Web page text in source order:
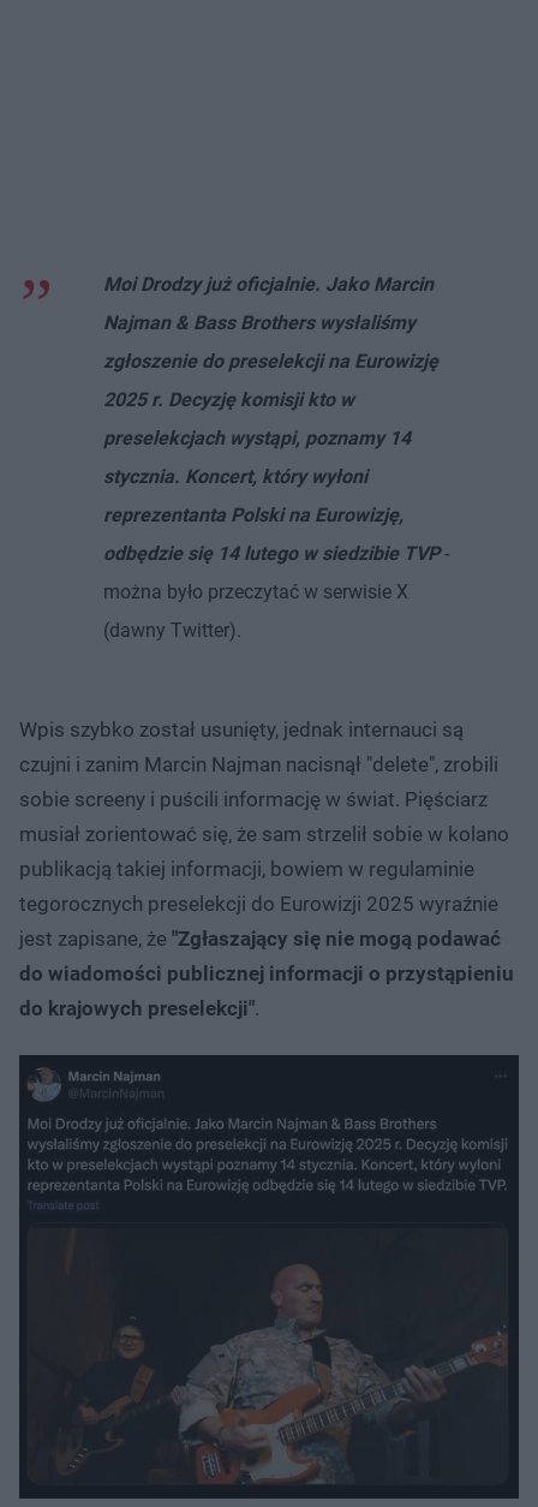
Moi Drodzy już oficjalnie. Jako Marcin
Najman & Bass Brothers wysłaliśmy
zgłoszenie do preselekcji na Eurowizję
2025 r. Decyzję komisji kto w
preselekcjach wystąpi, poznamy 14
stycznia. Koncert, który wyłoni
reprezentanta Polski na Eurowizję,
odbędzie się 14 lutego w siedzibie TVP -
można było przeczytać w serwisie X
(dawny Twitter).
Wpis szybko został usunięty, jednak internauci są
czujni i zanim Marcin Najman nacisnął "delete", zrobili
sobie screeny i puścili informację w świat. Pięściarz
musiał zorientować się, że sam strzelił sobie w kolano
publikacją takiej informacji, bowiem w regulaminie
tegorocznych preselekcji do Eurowizji 2025 wyraźnie
jest zapisane, że "Zgłaszający się nie mogą podawać
do wiadomości publicznej informacji o przystąpieniu
do krajowych preselekcji".